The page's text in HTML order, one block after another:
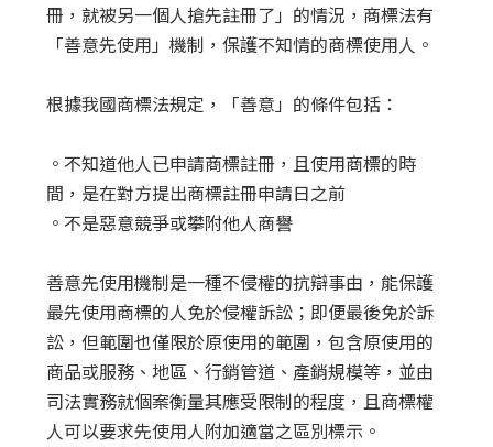
冊，就被另一個人搶先註冊了」的情況，商標法有
「善意先使用」機制，保護不知情的商標使用人。
根據我國商標法規定，「善意」的條件包括：
。不知道他人已申請商標註冊，且使用商標的時
間，是在對方提出商標註冊申請日之前
。不是惡意競爭或攀附他人商譽
善意先使用機制是一種不侵權的抗辯事由，能保護
最先使用商標的人免於侵權訴訟；即便最後免於訴
訟，但範圍也僅限於原使用的範圍，包含原使用的
商品或服務、地區、行銷管道、產銷規模等，並由
司法實務就個案衡量其應受限制的程度，且商標權
人可以要求先使用人附加適當之區別標示。